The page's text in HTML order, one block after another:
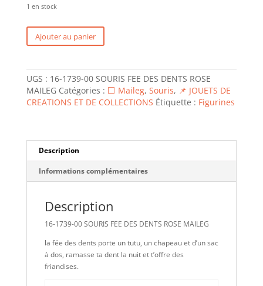
1 en stock
quantité
de
1739-
00
SOURIS
FEE
MAILEG
Ajouter au panier
UGS : 16-1739-00 SOURIS FEE DES DENTS ROSE
MAILEG Catégories : ⬜ Maileg, Souris, 📌 JOUETS DE
CREATIONS ET DE COLLECTIONS Étiquette : Figurines
Description
Informations complémentaires
Description
16-1739-00 SOURIS FEE DES DENTS ROSE MAILEG
la fée des dents porte un tutu, un chapeau et d’un sac
à dos, ramasse ta dent la nuit et t’offre des
friandises.